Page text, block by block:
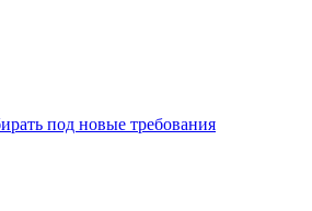
под новые требования